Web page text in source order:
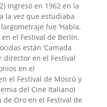
Ingresó en 1962 en la
la vez que estudiaba
fue ‘Habla,
el Festival de Berlín.
están ‘Camada
director en el Festival
en el
el Festival de Moscú y
del Cine Italiano)
de Oro en el Festival de